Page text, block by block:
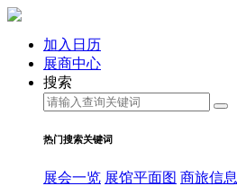
加入日历
展商中心
搜索
热门搜索关键词
展会一览 展馆平面图 商旅信息